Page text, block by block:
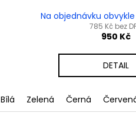
Na objednávku
785 Kč bez
950 Kč
DETAIL
Bílá Zelená Černá